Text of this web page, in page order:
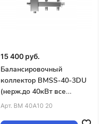
15 400 руб.
Балансировочный
коллектор BMSS-40-3DU
(нерж.до 40кВт все
контуры G ¾″ 4D-
Арт. BM 40A10 20